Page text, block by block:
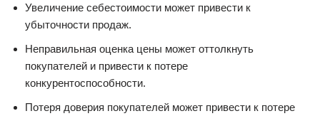
Увеличение себестоимости может привести к
убыточности продаж.
Неправильная оценка цены может оттолкнуть
покупателей и привести к потере
конкурентоспособности.
Потеря доверия покупателей может привести к потере